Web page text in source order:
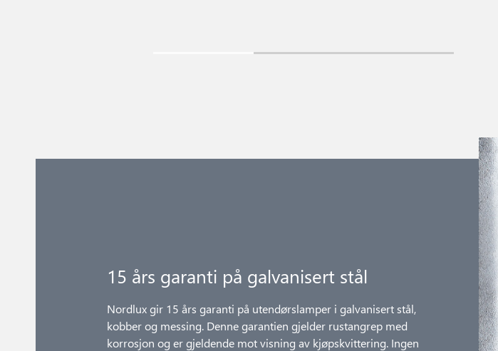
15 års garanti på galvanisert stål
Nordlux gir 15 års garanti på utendørslamper i galvanisert stål,
kobber og messing. Denne garantien gjelder rustangrep med
korrosjon og er gjeldende mot visning av kjøpskvittering. Ingen